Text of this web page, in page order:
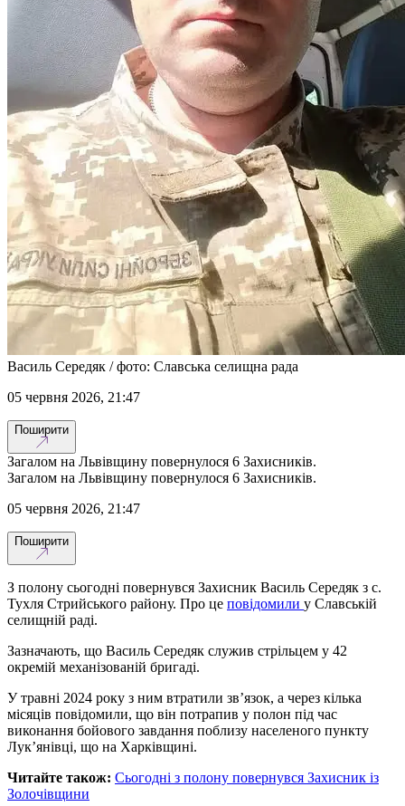
Василь Середяк / фото: Славська селищна рада
05 червня 2026, 21:47
Поширити
Загалом на Львівщину повернулося 6 Захисників.
Загалом на Львівщину повернулося 6 Захисників.
05 червня 2026, 21:47
Поширити
З полону сьогодні повернувся Захисник Василь Середяк з с.
Тухля Стрийського району. Про це повідомили у Славській
селищній раді.
Зазначають, що Василь Середяк служив стрільцем у 42
окремій механізованій бригаді.
У травні 2024 року з ним втратили зв’язок, а через кілька
місяців повідомили, що він потрапив у полон під час
виконання бойового завдання поблизу населеного пункту
Лук’янівці, що на Харківщині.
Читайте також: Сьогодні з полону повернувся Захисник із
Золочівщини